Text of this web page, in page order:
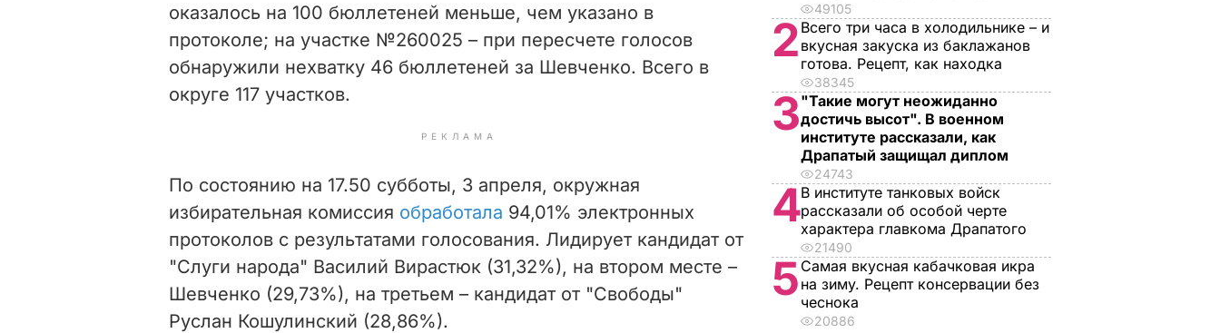
оказалось на 100 бюллетеней меньше, чем указано в
протоколе; на участке №260025 – при пересчете голосов
обнаружили нехватку 46 бюллетеней за Шевченко. Всего в
округе 117 участков.
РЕКЛАМА
По состоянию на 17.50 субботы, 3 апреля, окружная
избирательная комиссия обработала 94,01% электронных
протоколов с результатами голосования. Лидирует кандидат от
"Слуги народа" Василий Вирастюк (31,32%), на втором месте –
Шевченко (29,73%), на третьем – кандидат от "Свободы"
Руслан Кошулинский (28,86%).
49105
2 Всего три часа в холодильнике – и
вкусная закуска из баклажанов
готова. Рецепт, как находка
38345
3"Такие могут неожиданно
достичь высот". В военном
институте рассказали, как
Драпатый защищал диплом
24743
4В институте танковых войск
рассказали об особой черте
характера главкома Драпатого
21490
5 Самая вкусная кабачковая икра
на зиму. Рецепт консервации без
чеснока
20886